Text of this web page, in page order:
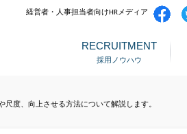
経営者・人事担当者向けHRメディア
採用ノウハウ
RECRUITMENT
度、向上させる方法について解説します。